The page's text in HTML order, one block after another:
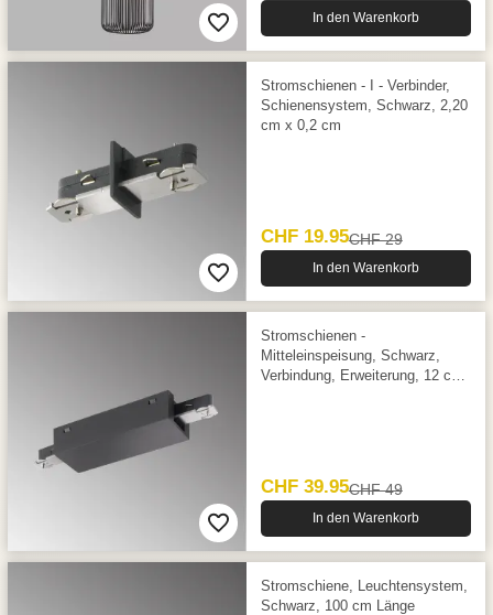
In den Warenkorb
Stromschienen - I - Verbinder,
Schienensystem, Schwarz, 2,20
cm x 0,2 cm
CHF 19.95CHF 29
In den Warenkorb
Stromschienen -
Mitteleinspeisung, Schwarz,
Verbindung, Erweiterung, 12 cm
CHF 39.95CHF 49
In den Warenkorb
Stromschiene, Leuchtensystem,
Schwarz, 100 cm Länge